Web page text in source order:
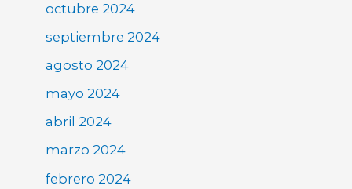
octubre 2024
septiembre 2024
agosto 2024
mayo 2024
abril 2024
marzo 2024
febrero 2024